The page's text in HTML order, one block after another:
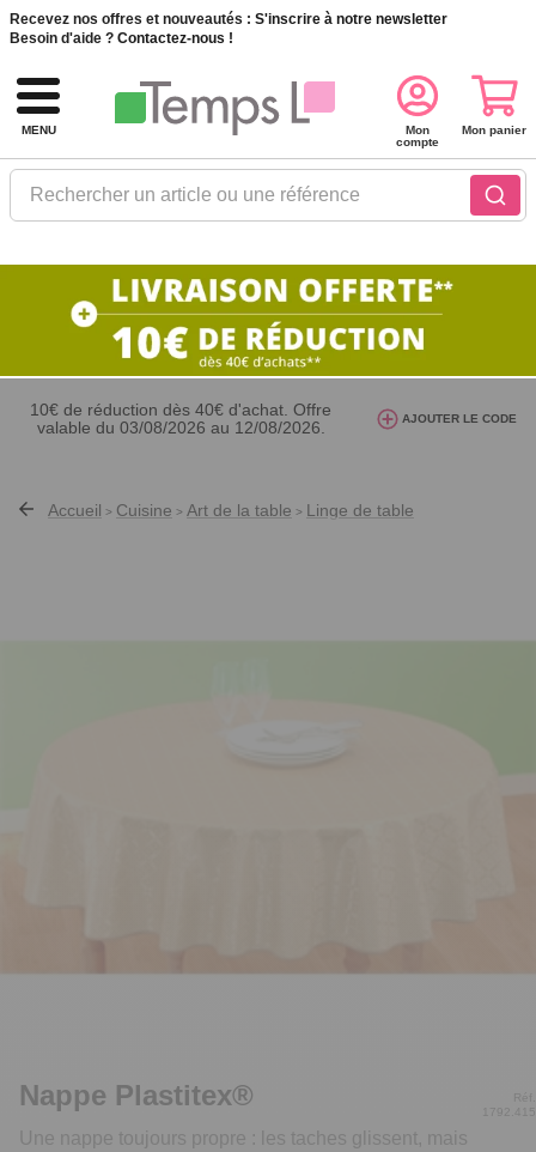
Recevez nos offres et nouveautés : S'inscrire à notre newsletter
Besoin d'aide ? Contactez-nous !
MENU
Rechercher un article ou une référence
Mon
compte
Mon panier
10€ de réduction dès 40€ d'achat. Offre
valable du 03/08/2026 au 12/08/2026.
avec le code AT26
AJOUTER LE CODE
Accueil > Cuisine > Art de la table > Linge de table
Nappe Plastitex®
Une nappe toujours propre : les taches glissent, mais
Réf.
1792.415